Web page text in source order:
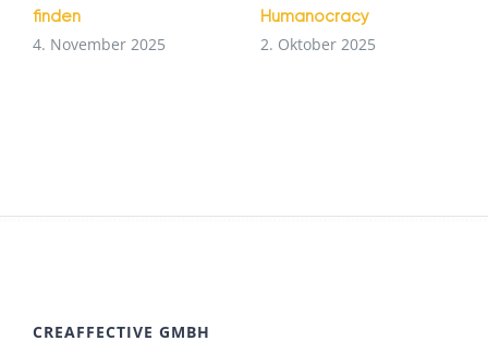
finden
4. November 2025
Humanocracy
2. Oktober 2025
CREAFFECTIVE GMBH